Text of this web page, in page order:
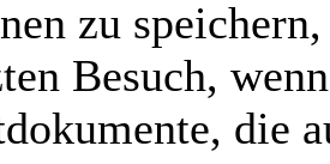
zu
Besuch,
die